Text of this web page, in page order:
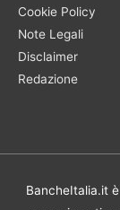
Cookie Policy
Note Legali
Disclaimer
Redazione
BancheItalia.it